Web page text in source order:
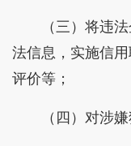
（三）将违
法信息，实施信
评价等；
（四）对涉